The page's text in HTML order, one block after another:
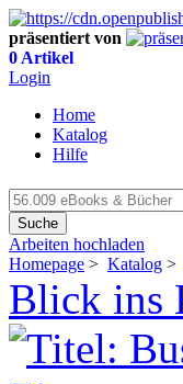
präsentiert von
0 Artikel
Login
Home
Katalog
Hilfe
Suche
Arbeiten hochladen
Homepage > Katalog >
Blick ins